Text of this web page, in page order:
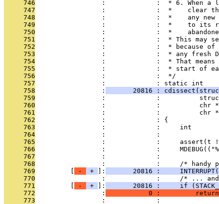
     746
:             :  * 6. When a
     747
:             :  *    clear
     748
:             :  *    any
     749
:             :  *    to its
     750
:             :  *
     751
:             :  * This may
     752
:             :  * because
     753
:             :  * any fresh
     754
:             :  * That
     755
:             :  * start of
     756
                 :             :  */
     757
:             : static int
     758
                 :
20816 :
     759
:             :
     760
:             :          chr
     761
:             :          chr
     762
                 :             : {
     763
:             :     int
     764
                 :             :
     765
:             :     assert(t
     766
:             :
     767
                 :             :
     768
:             :     /* handy
     769
- + ]:
20816 :
     770
:             :     /* ...
     771
- + ]:
20816 :     if
     772
                 :
0 :
     773
                 :             :